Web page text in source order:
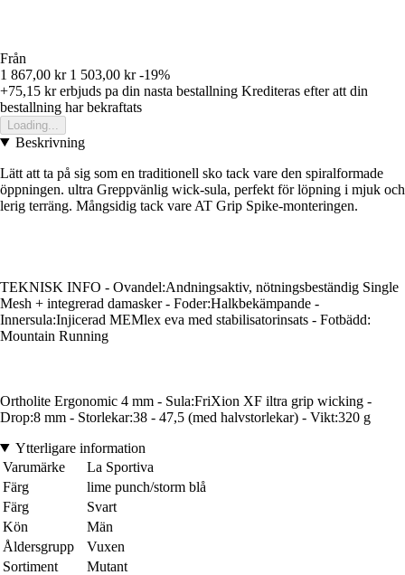
Från
1 867,00 kr 1 503,00 kr -19%
+75,15 krerbjuds pa din nasta bestallning Krediteras efter att din
bestallning har bekraftats
Loading...
Beskrivning
Lätt att ta på sig som en traditionell sko tack vare den spiralformade
öppningen. ultra Greppvänlig wick-sula, perfekt för löpning i mjuk och
lerig terräng. Mångsidig tack vare AT Grip Spike-monteringen.
TEKNISK INFO - Ovandel:Andningsaktiv, nötningsbeständig Single
Mesh + integrerad damasker - Foder:Halkbekämpande -
Innersula:Injicerad MEMlex eva med stabilisatorinsats - Fotbädd:
Mountain Running
Ortholite Ergonomic 4 mm - Sula:FriXion XF iltra grip wicking -
Drop:8 mm - Storlekar:38 - 47,5 (med halvstorlekar) - Vikt:320 g
Ytterligare information
Varumärke
La Sportiva
Färg
lime punch/storm blå
Färg
Svart
Kön
Män
Åldersgrupp
Vuxen
Sortiment
Mutant